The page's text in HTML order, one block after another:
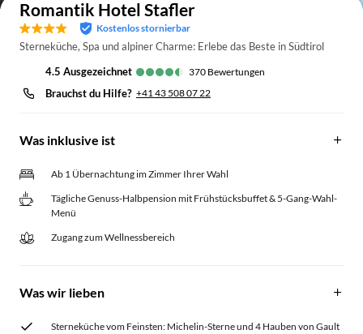
Romantik Hotel Stafler
Kostenlos stornierbar
Sterneküche, Spa und alpiner Charme: Erlebe das Beste in Südtirol
4.5
ausgezeichnet 370 Bewertungen
Brauchst du Hilfe? +41 43 508 07 22
Was inklusive ist
Ab 1 Übernachtung im Zimmer Ihrer Wahl
Tägliche Genuss-Halbpension mit Frühstücksbuffet & 5-Gang-Wahl-
Menü
Zugang zum Wellnessbereich
Was wir lieben
Sterneküche vom Feinsten: Michelin-Sterne und 4 Hauben von Gault